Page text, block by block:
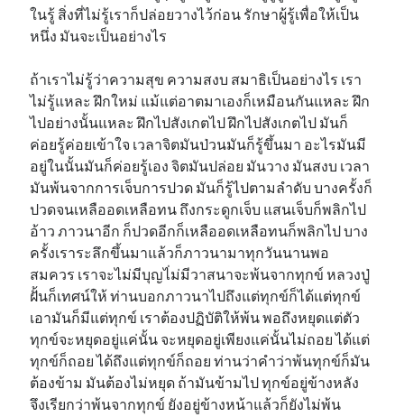
ในรู้ สิ่งที่ไม่รู้เราก็ปล่อยวางไว้ก่อน รักษาผู้รู้เพื่อให้เป็น
หนึ่ง มันจะเป็นอย่างไร
ถ้าเราไม่รู้ว่าความสุข ความสงบ สมาธิเป็นอย่างไร เรา
ไม่รู้แหละ ฝึกใหม่ แม้แต่อาตมาเองก็เหมือนกันแหละ ฝึก
ไปอย่างนั้นแหละ ฝึกไปสังเกตไป ฝึกไปสังเกตไป มันก็
ค่อยรู้ค่อยเข้าใจ เวลาจิตมันป่วนมันก็รู้ขึ้นมา อะไรมันมี
อยู่ในนั้นมันก็ค่อยรู้เอง จิตมันปล่อย มันวาง มันสงบ เวลา
มันพ้นจากการเจ็บการปวด มันก็รู้ไปตามลำดับ บางครั้งก็
ปวดจนเหลืออดเหลือทน ถึงกระดูกเจ็บ แสนเจ็บก็พลิกไป
อ้าว ภาวนาอีก ก็ปวดอีกก็เหลืออดเหลือทนก็พลิกไป บาง
ครั้งเราระลึกขึ้นมาแล้วก็ภาวนามาทุกวันนานพอ
สมควร เราจะไม่มีบุญไ่ม่มีวาสนาจะพ้นจากทุกข์ หลวงปู่
ฝั้นก็เทศน์ให้ ท่านบอกภาวนาไปถึงแต่ทุกข์ก็ได้แต่ทุกข์
เอามันก็มีแต่ทุกข์ เราต้องปฏิบัติให้พ้น พอถึงหยุดแต่ตัว
ทุกข์จะหยุดอยู่แค่นั้น จะหยุดอยู่เพียงแค่นั้นไม่ถอย ได้แต่
ทุกข์ก็ถอย ได้ถึงแต่ทุกข์ก็ถอย ท่านว่าคำว่าพ้นทุกข์ก็มัน
ต้องข้าม มันต้องไม่หยุด ถ้ามันข้ามไป ทุกข์อยู่ข้างหลัง
จึงเรียกว่าพ้นจากทุกข์ ยังอยู่ข้างหน้าแล้วก็ยังไม่พ้น